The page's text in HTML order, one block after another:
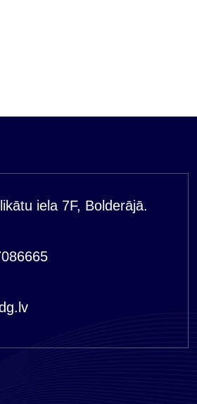
iela 7F, Bolderājā.